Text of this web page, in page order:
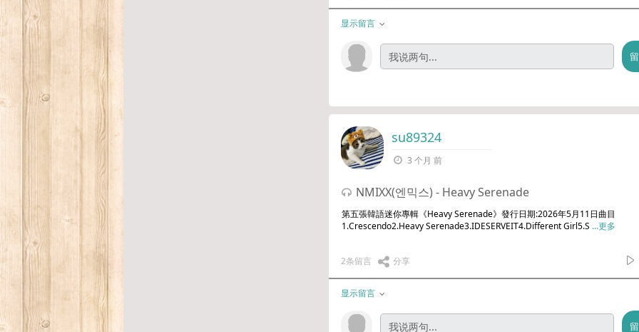
显示留言
su89324
3 个月 前
NMIXX(엔믹스) - Heavy Serenade
第五張韓語迷你專輯《Heavy Serenade》發行日期:2026年5月11日曲目
1.Crescendo2.Heavy Serenade3.IDESERVEIT4.Different Girl5.S …更多
2条留言 分享
显示留言